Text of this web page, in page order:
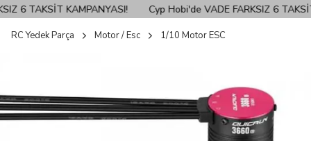
6 TAKSİT KAMPANYASI!
Cyp Hobi'de VADE FARKSIZ 6 TAKSİT
RC Yedek Parça Motor / Esc 1/10 Motor ESC